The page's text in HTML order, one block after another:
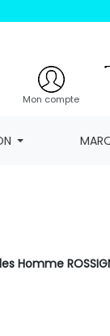
Mon compte
Homme